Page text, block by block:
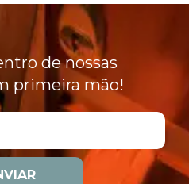
de nossas
primeira mão!